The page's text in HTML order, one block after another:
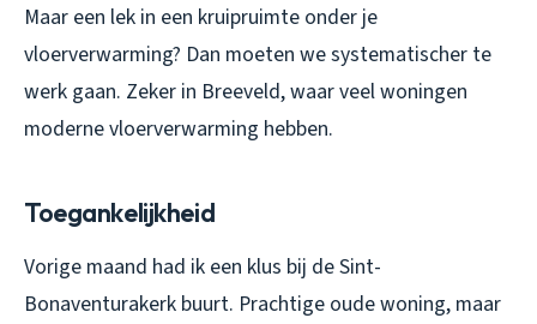
Maar een lek in een kruipruimte onder je
vloerverwarming? Dan moeten we systematischer te
werk gaan. Zeker in Breeveld, waar veel woningen
moderne vloerverwarming hebben.
Toegankelijkheid
Vorige maand had ik een klus bij de Sint-
Bonaventurakerk buurt. Prachtige oude woning, maar